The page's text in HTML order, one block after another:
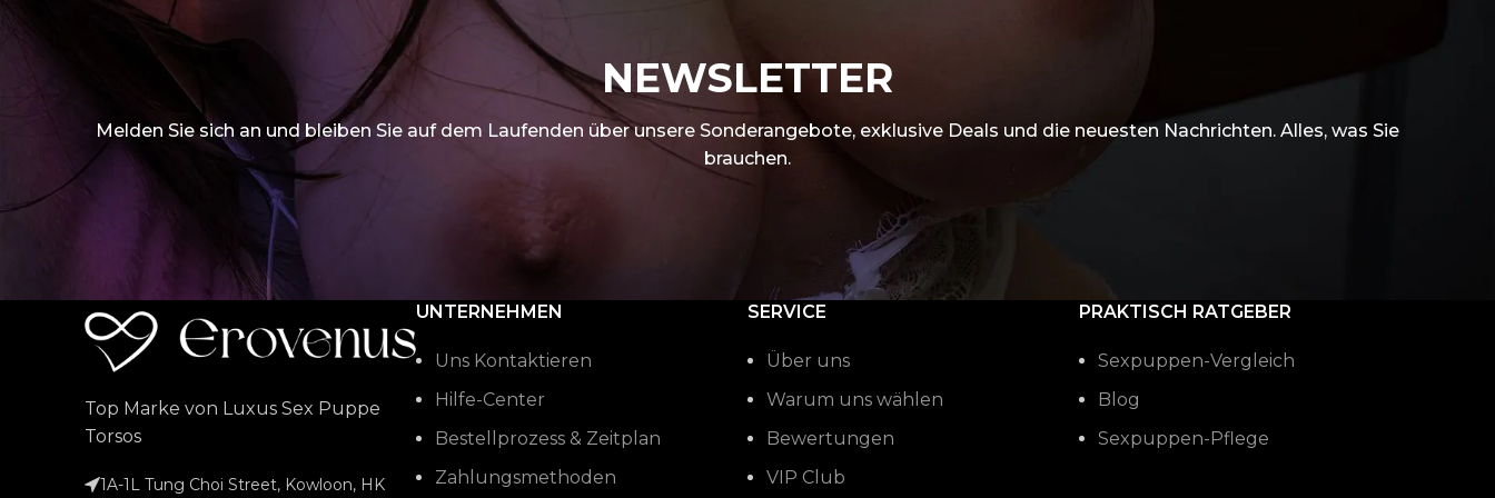
NEWSLETTER
Melden Sie sich an und bleiben Sie auf dem Laufenden über unsere Sonderangebote, exklusive Deals und die neuesten Nachrichten. Alles, was Sie
brauchen.
Top Marke von Luxus Sex Puppe
Torsos
1A-1L Tung Choi Street, Kowloon, HK
UNTERNEHMEN
Uns Kontaktieren
Hilfe-Center
Bestellprozess & Zeitplan
Zahlungsmethoden
SERVICE
Über uns
Warum uns wählen
Bewertungen
VIP Club
PRAKTISCH RATGEBER
Sexpuppen-Vergleich
Blog
Sexpuppen-Pflege